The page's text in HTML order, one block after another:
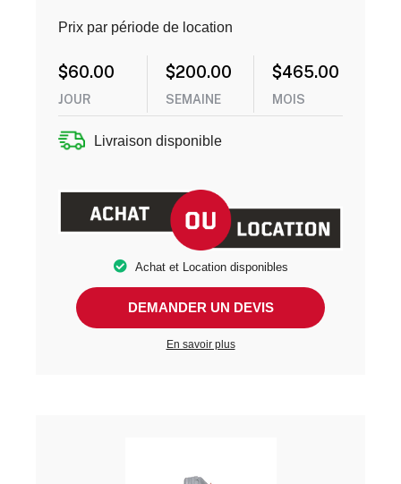
Prix par période de location
$60.00
JOUR
$200.00
SEMAINE
$465.00
MOIS
Livraison disponible
Achat et Location disponibles
DEMANDER UN DEVIS
En savoir plus